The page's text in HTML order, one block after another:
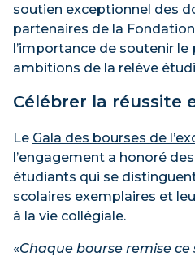
soutien exceptionnel des
partenaires de la
l’importance de soutenir
ambitions de la relève
Célébrer la réussite
Le Gala des bourses de
l’engagement a honoré
étudiants qui se
scolaires exemplaires et
à la vie collégiale.
«Chaque bourse remise